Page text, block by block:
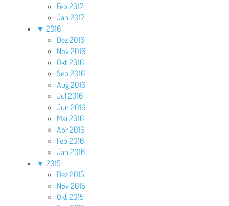
Feb 2017
Jan 2017
▼ 2016
Dez 2016
Nov 2016
Okt 2016
Sep 2016
Aug 2016
Jul 2016
Jun 2016
Mai 2016
Apr 2016
Feb 2016
Jan 2016
▼ 2015
Dez 2015
Nov 2015
Okt 2015